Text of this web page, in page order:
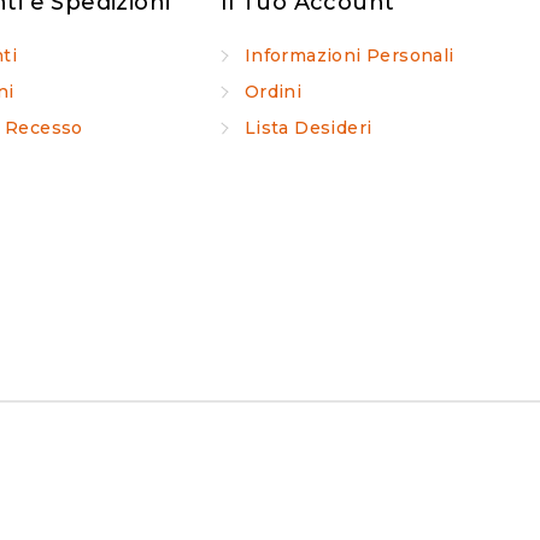
Informazioni Personali
Ordini
Lista Desideri